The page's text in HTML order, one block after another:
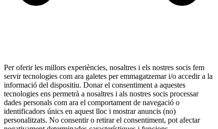
Per oferir les millors experiències, nosaltres i els nostres socis fem
servir tecnologies com ara galetes per emmagatzemar i/o accedir a la
informació del dispositiu. Donar el consentiment a aquestes
tecnologies ens permetrà a nosaltres i als nostres socis processar
dades personals com ara el comportament de navegació o
identificadors únics en aquest lloc i mostrar anuncis (no)
personalitzats. No consentir o retirar el consentiment, pot afectar